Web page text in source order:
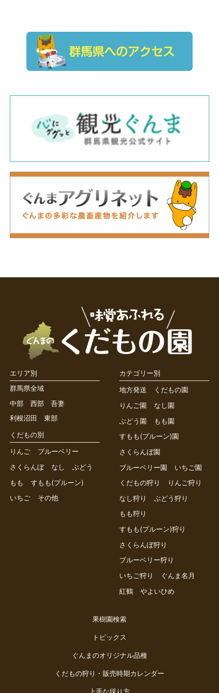
エリア別
群馬県全域
中部
西部
吾妻
利根沼田
東部
くだもの別
りんご
ブルーベリー
さくらんぼ
なし
ぶどう
もも
すもも(プルーン)
いちご
その他
カテゴリー別
地方発送
くだもの園
りんご園
なし園
ぶどう園
もも園
すもも(プルーン)園
さくらんぼ園
ブルーベリー園
いちご園
くだもの狩り
りんご狩り
なし狩り
ぶどう狩り
もも狩り
すもも(プルーン)狩り
さくらんぼ狩り
ブルーベリー狩り
いちご狩り
ぐんま名月
紅鶴
やよいひめ
果樹園検索
トピックス
ぐんまのオリジナル品種
くだもの狩り・販売時期カレンダー